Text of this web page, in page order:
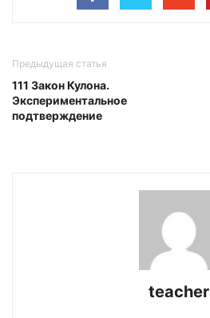
Предыдущая статья
111 Закон Кулона.
Экспериментальное
подтверждение
teacher